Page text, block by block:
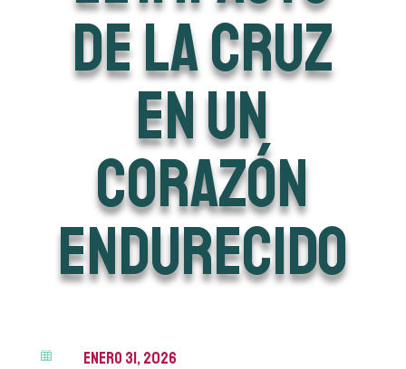
de la Cruz
en un
corazón
endurecido
 enero 31, 2026